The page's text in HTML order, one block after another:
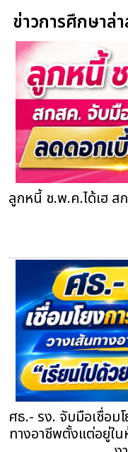
ข่าวการศึกษาล่
ลูกหนี้ ช.พ.ค.ได้เฮ ส
ศธ.- รง. จับมือเชื่อม
ทางอาชีพตั้งแต่อยู่ใน